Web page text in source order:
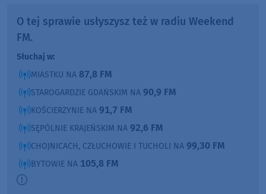
O tej sprawie usłyszysz też w radiu Weekend
FM.
Słuchaj w:
MIASTKU NA 87,8 FM
STAROGARDZIE GDAŃSKIM NA 90,9 FM
KOŚCIERZYNIE NA 91,7 FM
SĘPÓLNIE KRAJEŃSKIM NA 92,6 FM
CHOJNICACH, CZŁUCHOWIE I TUCHOLI NA 99,30 FM
BYTOWIE NA 105,8 FM